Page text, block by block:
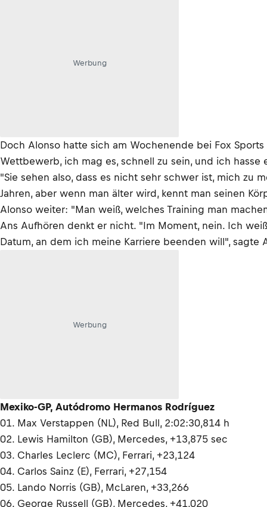
Werbung
Doch Alonso hatte sich am Wochenende bei Fox
Wettbewerb, ich mag es, schnell zu sein, und ich hasse
"Sie sehen also, dass es nicht sehr schwer ist, mich
Jahren, aber wenn man älter wird, kennt man seinen
Alonso weiter: "Man weiß, welches Training man
Ans Aufhören denkt er nicht. "Im Moment, nein. Ich
Datum, an dem ich meine Karriere beenden will", sagte
Werbung
Mexiko-GP, Autódromo Hermanos Rodríguez
01. Max Verstappen (NL), Red Bull, 2:02:30,814 h
02. Lewis Hamilton (GB), Mercedes, +13,875 sec
03. Charles Leclerc (MC), Ferrari, +23,124
04. Carlos Sainz (E), Ferrari, +27,154
05. Lando Norris (GB), McLaren, +33,266
06. George Russell (GB), Mercedes, +41,020